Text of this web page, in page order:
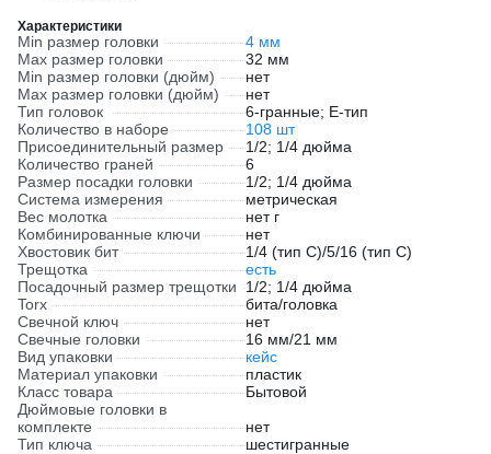
Характеристики
Min размер головки
4 мм
Max размер головки
32 мм
Min размер головки (дюйм)
нет
Max размер головки (дюйм)
нет
Тип головок
6-гранные; Е-тип
Количество в наборе
108 шт
Присоединительный размер
1/2; 1/4 дюйма
Количество граней
6
Размер посадки головки
1/2; 1/4 дюйма
Система измерения
метрическая
Вес молотка
нет г
Комбинированные ключи
нет
Хвостовик бит
1/4 (тип С)/5/16 (тип C)
Трещотка
есть
Посадочный размер трещотки
1/2; 1/4 дюйма
Torx
бита/головка
Свечной ключ
нет
Свечные головки
16 мм/21 мм
Вид упаковки
кейс
Материал упаковки
пластик
Класс товара
Бытовой
Дюймовые головки в
комплекте
нет
Тип ключа
шестигранные